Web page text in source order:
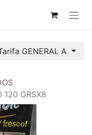
GENERAL A
120 GRSX8